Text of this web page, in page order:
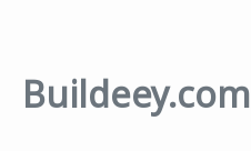
Buildeey.com